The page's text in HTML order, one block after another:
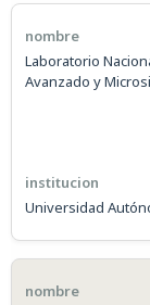
Laboratorio
Avanzado y
Universidad